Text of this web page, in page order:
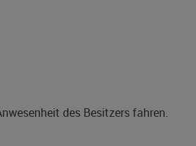
des Besitzers fahren.